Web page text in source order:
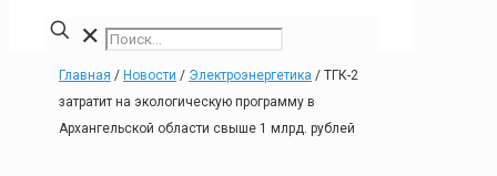
✕
Главная / Новости / Электроэнергетика / ТГК-2
затратит на экологическую программу в
Архангельской области свыше 1 млрд. рублей